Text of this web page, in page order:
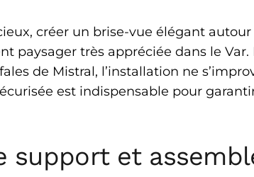
créer un brise-vue élégant
paysager très appréciée dans le
de Mistral, l’installation ne
est indispensable pour
support et